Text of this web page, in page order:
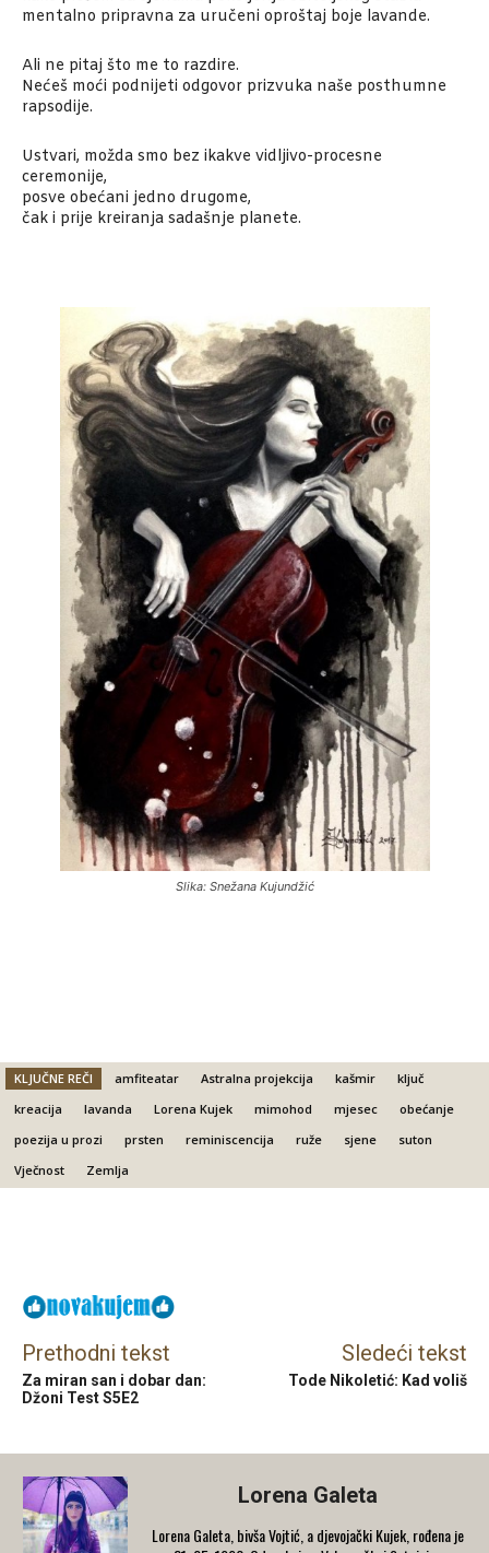
mentalno pripravna za uručeni oproštaj boje lavande.
Ali ne pitaj što me to razdire.
Nećeš moći podnijeti odgovor prizvuka naše posthumne
rapsodije.
Ustvari, možda smo bez ikakve vidljivo-procesne
ceremonije,
posve obećani jedno drugome,
čak i prije kreiranja sadašnje planete.
Slika: Snežana Kujundžić
KLJUČNE REČI amfiteatar Astralna projekcija kašmir
ključ
kreacija
lavanda Lorena Kujek mimohod mjesec
obećanje
poezija u prozi
prsten reminiscencija ruže sjene
suton
Vječnost
Zemlja
Prethodni tekst
Za miran san i dobar dan:
Džoni Test S5E2
Sledeći tekst
Tode Nikoletić: Kad voliš
Lorena Galeta
Lorena Galeta, bivša Vojtić, a djevojački Kujek, rođena је